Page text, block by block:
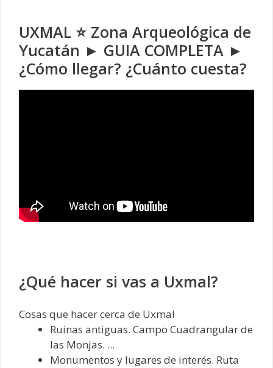
UXMAL ⭐ Zona Arqueológica de
Yucatán ► GUIA COMPLETA ►
¿Cómo llegar? ¿Cuánto cuesta?
¿Qué hacer si vas a Uxmal?
Cosas que hacer cerca de Uxmal‎
Ruinas antiguas. Campo Cuadrangular de
las Monjas. ...
Monumentos y lugares de interés. Ruta